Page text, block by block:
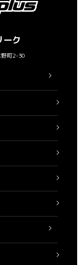
ーク
町2-30